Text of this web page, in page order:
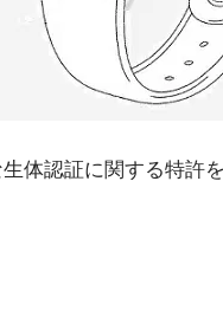
体認証に関する特許